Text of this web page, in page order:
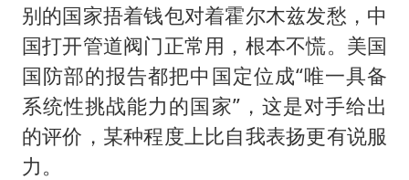
别的国家捂着钱包对着霍尔木兹发愁，中
国打开管道阀门正常用，根本不慌。美国
国防部的报告都把中国定位成“唯一具备
系统性挑战能力的国家”，这是对手给出
的评价，某种程度上比自我表扬更有说服
力。